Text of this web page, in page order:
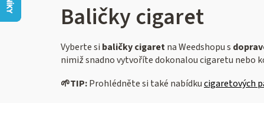
Baličky cigaret
Vyberte si baličky cigaretna Weedshopu s
nimiž snadno vytvoříte dokonalou cigaretu nebo
🌱TIP:Prohlédněte si také nabídkucigaretových